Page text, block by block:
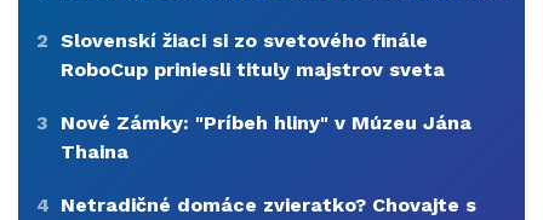
2 Slovenskí žiaci si zo svetového finále
RoboCup priniesli tituly majstrov sveta
3
Nové Zámky: "Príbeh hliny" v Múzeu Jána
Thaina
4 Netradičné domáce zvieratko? Chovajte s